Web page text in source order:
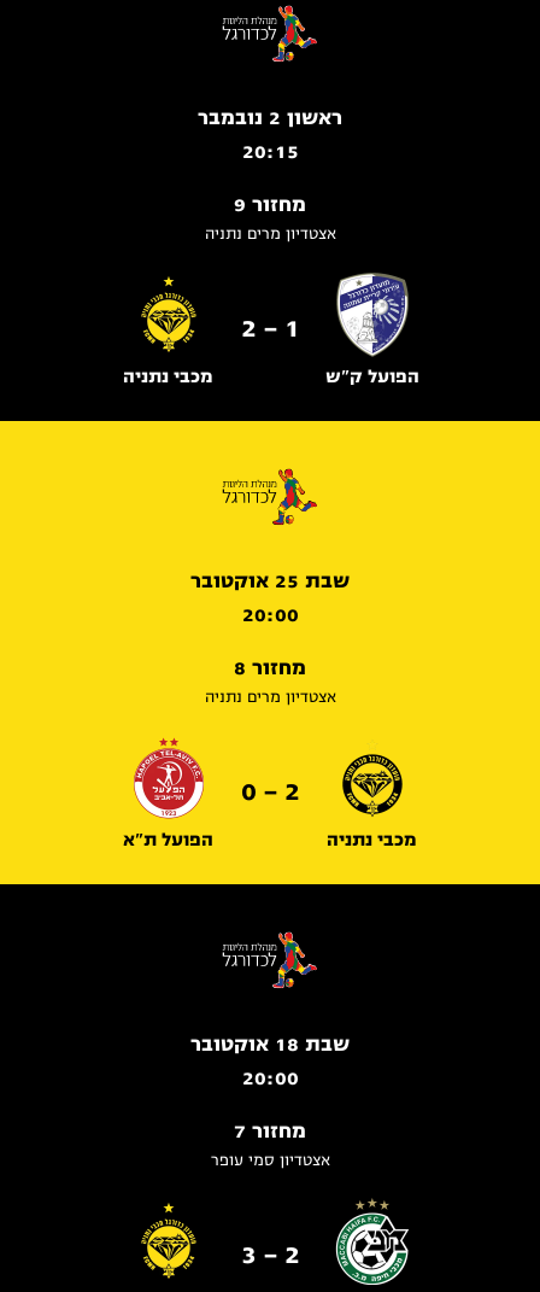
ראשון 2 נובמבר
20:15
מחזור 9
אצטדיון מרים נתניה
הפועל ק"ש
1 - 2
מכבי נתניה
שבת 25 אוקטובר
20:00
מחזור 8
אצטדיון מרים נתניה
מכבי נתניה
2 - 0
הפועל ת"א
שבת 18 אוקטובר
20:00
מחזור 7
אצטדיון סמי עופר
2 - 3